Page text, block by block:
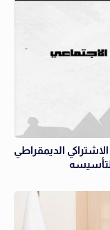
الديمقراطي
لتأسيسه